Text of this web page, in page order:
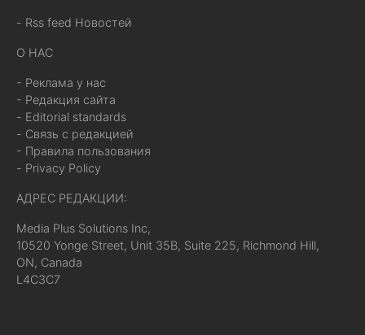
- Rss feed Новостей
О НАС
- Реклама у нас
- Редакция сайта
- Editorial standards
- Связь с редакцией
- Правила пользования
- Privacy Policy
АДРЕС РЕДАКЦИИ:
Media Plus Solutions Inc,
10520 Yonge Street, Unit 35B, Suite 225, Richmond Hill,
ON, Canada
L4C3C7